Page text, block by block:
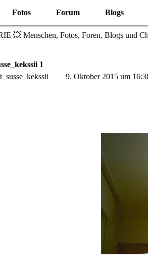
Fotos Forum Blogs
💥 Menschen, Fotos, Foren, Blogs und
1
9. Oktober 2015 um